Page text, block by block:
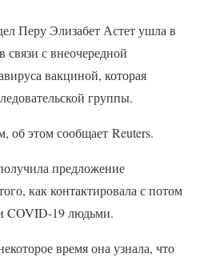
Перу Элизабет Астет ушла в
связи с внеочередной
вакциной, которая
группы.
об этом сообщает Reuters.
предложение
как контактировала с потом
COVID-19 людьми.
время она узнала, что